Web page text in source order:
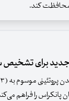
محافظت کند.
جدید برای تشخیص
پانکراس را فراهم